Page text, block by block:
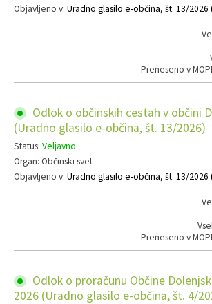
Objavljeno v: Uradno glasilo e-občina, št. 13/2026
Preneseno v
Odlok o občinskih cestah v občini
(Uradno glasilo e-občina, št. 13/2026)
Status: Veljavno
Organ: Občinski svet
Objavljeno v: Uradno glasilo e-občina, št. 13/2026
Preneseno v
Odlok o proračunu Občine
2026 (Uradno glasilo e-občina, št. 4/